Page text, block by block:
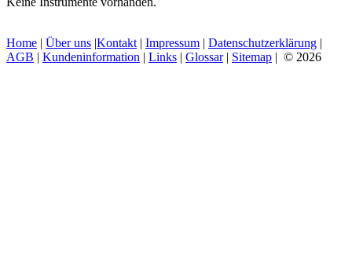
Home | Über uns |Kontakt | Impressum | Datenschutzerklärung |
AGB | Kundeninformation | Links | Glossar| Sitemap | © 2026